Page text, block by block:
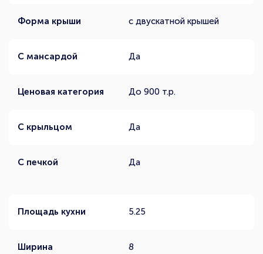
Форма крыши с двускатной крышей
С мансардой Да
Ценовая категория До 900 т.р.
С крыльцом Да
С печкой Да
Площадь кухни 5.25
Ширина 8